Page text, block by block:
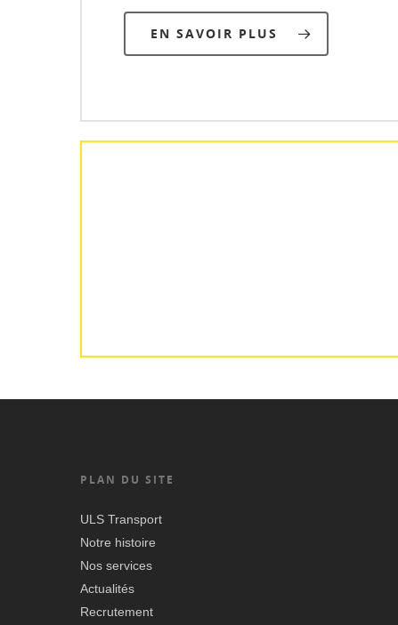
EN SAVOIR PLUS
PLAN DU SITE
ULS Transport
Notre histoire
Nos services
Actualités
Recrutement